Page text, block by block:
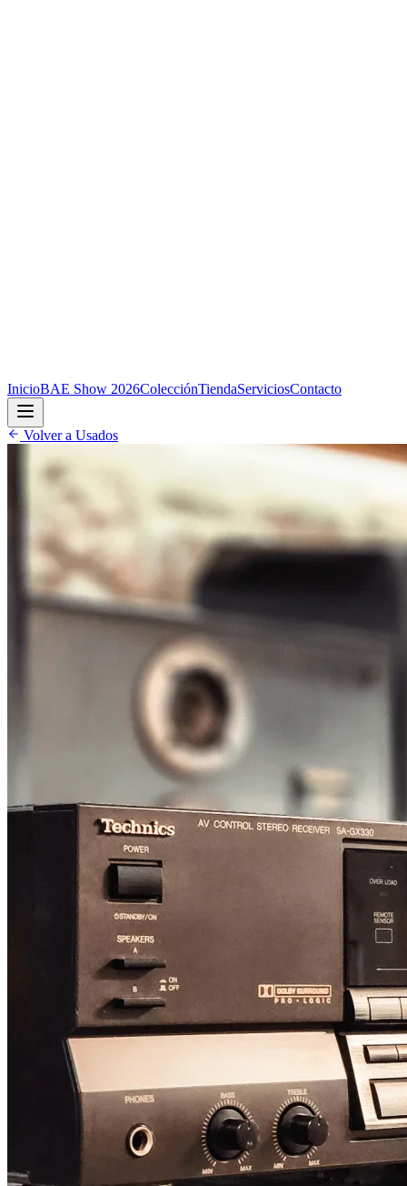
InicioBAE Show 2026ColecciónTiendaServiciosContacto
Volver a Usados